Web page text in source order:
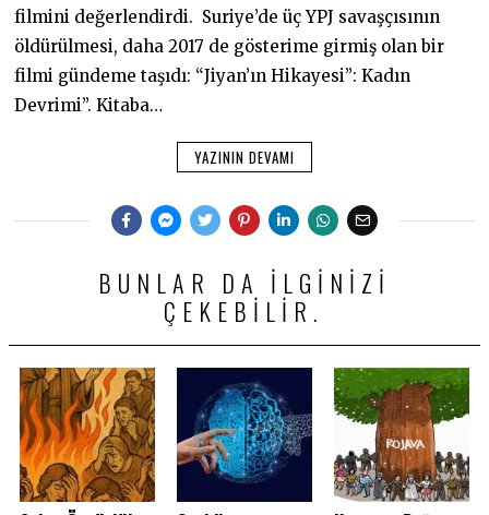
filmini değerlendirdi. Suriye’de üç YPJ savaşçısının
öldürülmesi, daha 2017 de gösterime girmiş olan bir
filmi gündeme taşıdı: “Jiyan’ın Hikayesi”: Kadın
Devrimi”. Kitaba…
YAZININ DEVAMI
BUNLAR DA ILGINIZI
ÇEKEBILIR.